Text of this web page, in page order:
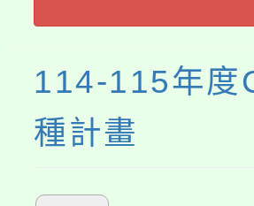
程
114-115年度
種計畫